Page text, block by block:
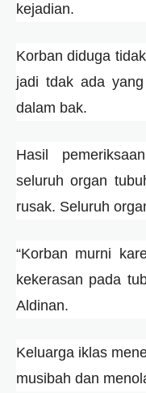
kejadian.
Korban diduga
jadi tdak ada
dalam bak.
Hasil
seluruh organ
rusak. Seluruh
“Korban murni
kekerasan pada
Aldinan.
Keluarga iklas
musibah dan